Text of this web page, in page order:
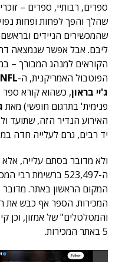
ספרים, רבותיי, ספרים –
שהלך והפך לפחות ופחות
שהמכשירים הניידים
ליבם. אבל אפשר שנמצאה
הקוראים למנהג המבורך –
הפוטבול האמריקנית, ה-NFL
ג'יי בראון
פנימית' בתרגום חופשי) מאת
האירוע הנדיר הזה, שתועד
יד רבים, גרם לעלייה חדה
ולא מדובר בסתם עלייה,
ה-523,497 ברשימת
המכירות. הספר אף כבש את
5 באתר המכירות.